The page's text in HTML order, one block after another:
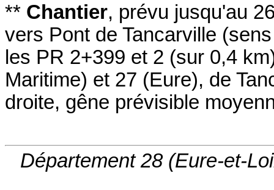
** Chantier, prévu jusqu'au
vers Pont de Tancarville
les PR 2+399 et 2 (sur 0,4
Maritime) et 27 (Eure), de
droite, gêne prévisible
Département 28 (Eure-et-